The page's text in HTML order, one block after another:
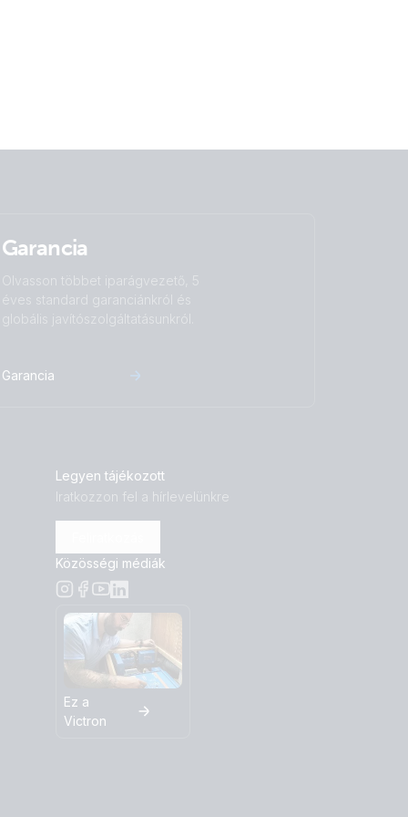
Garancia
Olvasson többet iparágvezető, 5
éves standard garanciánkról és
globális javítószolgáltatásunkról.
Garancia
Legyen tájékozott
Iratkozzon fel a hírlevelünkre
Közösségi médiák
Ez a
Victron